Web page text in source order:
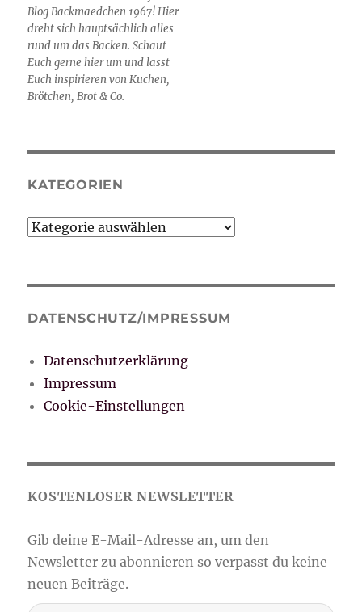
Blog Backmaedchen 1967! Hier
dreht sich hauptsächlich alles
rund um das Backen. Schaut
Euch gerne hier um und lasst
Euch inspirieren von Kuchen,
Brötchen, Brot & Co.
KATEGORIEN
Kategorien
DATENSCHUTZ/IMPRESSUM
Datenschutzerklärung
Impressum
Cookie-Einstellungen
Gib deine E-Mail-Adresse ein ...